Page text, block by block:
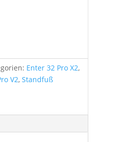
Enter 32 Pro X2,
V2, Standfuß